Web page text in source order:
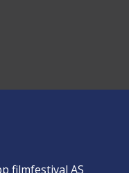
filmfestival AS